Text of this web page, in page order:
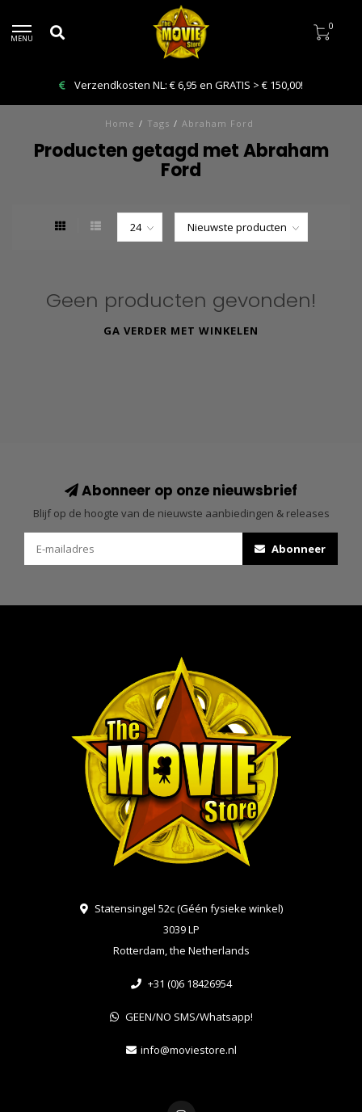
MENU
0
Verzendkosten NL: € 6,95 en GRATIS > € 150,00!
Home / Tags / Abraham Ford
Producten getagd met Abraham
Ford
Geen producten gevonden!
GA VERDER MET WINKELEN
Abonneer op onze nieuwsbrief
Blijf op de hoogte van de nieuwste aanbiedingen & releases
Abonneer
Statensingel 52c (Géén fysieke winkel)
3039 LP
Rotterdam, the Netherlands
+31 (0)6 18426954
GEEN/NO SMS/Whatsapp!
info@moviestore.nl